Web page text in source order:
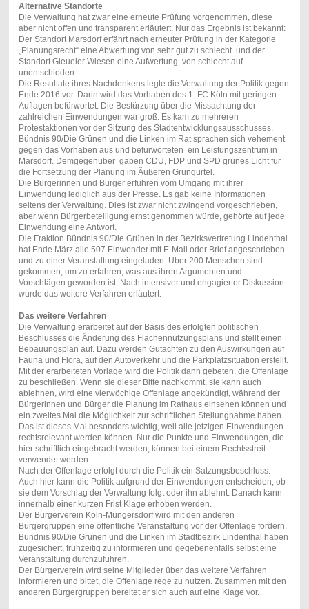
Alternative Standorte
Die Verwaltung hat zwar eine erneute Prüfung vorgenommen, diese
aber nicht offen und transparent erläutert. Nur das Ergebnis ist bekannt:
Der Standort Marsdorf erfährt nach erneuter Prüfung in der Kategorie
„Planungsrecht“ eine Abwertung von sehr gut zu schlecht und der
Standort Gleueler Wiesen eine Aufwertung von schlecht auf
unentschieden.
Die Resultate ihres Nachdenkens legte die Verwaltung der Politik gegen
Ende 2016 vor. Darin wird das Vorhaben des 1. FC Köln mit geringen
Auflagen befürwortet. Die Bestürzung über die Missachtung der
zahlreichen Einwendungen war groß. Es kam zu mehreren
Protestaktionen vor der Sitzung des Stadtentwicklungsausschusses.
Bündnis 90/Die Grünen und die Linken im Rat sprachen sich vehement
gegen das Vorhaben aus und befürworteten ein Leistungszentrum in
Marsdorf. Demgegenüber gaben CDU, FDP und SPD grünes Licht für
die Fortsetzung der Planung im Äußeren Grüngürtel.
Die Bürgerinnen und Bürger erfuhren vom Umgang mit ihrer
Einwendung lediglich aus der Presse. Es gab keine Informationen
seitens der Verwaltung. Dies ist zwar nicht zwingend vorgeschrieben,
aber wenn Bürgerbeteiligung ernst genommen würde, gehörte auf jede
Einwendung eine Antwort.
Die Fraktion Bündnis 90/Die Grünen in der Bezirksvertretung Lindenthal
hat Ende März alle 507 Einwender mit E-Mail oder Brief angeschrieben
und zu einer Veranstaltung eingeladen. Über 200 Menschen sind
gekommen, um zu erfahren, was aus ihren Argumenten und
Vorschlägen geworden ist. Nach intensiver und engagierter Diskussion
wurde das weitere Verfahren erläutert.
Das weitere Verfahren
Die Verwaltung erarbeitet auf der Basis des erfolgten politischen
Beschlusses die Änderung des Flächennutzungsplans und stellt einen
Bebauungsplan auf. Dazu werden Gutachten zu den Auswirkungen auf
Fauna und Flora, auf den Autoverkehr und die Parkplatzsituation erstellt.
Mit der erarbeiteten Vorlage wird die Politik dann gebeten, die Offenlage
zu beschließen. Wenn sie dieser Bitte nachkommt, sie kann auch
ablehnen, wird eine vierwöchige Offenlage angekündigt, während der
Bürgerinnen und Bürger die Planung im Rathaus einsehen können und
ein zweites Mal die Möglichkeit zur schriftlichen Stellungnahme haben.
Das ist dieses Mal besonders wichtig, weil alle jetzigen Einwendungen
rechtsrelevant werden können. Nur die Punkte und Einwendungen, die
hier schriftlich eingebracht werden, können bei einem Rechtsstreit
verwendet werden.
Nach der Offenlage erfolgt durch die Politik ein Satzungsbeschluss.
Auch hier kann die Politik aufgrund der Einwendungen entscheiden, ob
sie dem Vorschlag der Verwaltung folgt oder ihn ablehnt. Danach kann
innerhalb einer kurzen Frist Klage erhoben werden.
Der Bürgerverein Köln-Müngersdorf wird mit den anderen
Bürgergruppen eine öffentliche Veranstaltung vor der Offenlage fordern.
Bündnis 90/Die Grünen und die Linken im Stadtbezirk Lindenthal haben
zugesichert, frühzeitig zu informieren und gegebenenfalls selbst eine
Veranstaltung durchzuführen.
Der Bürgerverein wird seine Mitglieder über das weitere Verfahren
informieren und bittet, die Offenlage rege zu nutzen. Zusammen mit den
anderen Bürgergruppen bereitet er sich auch auf eine Klage vor.